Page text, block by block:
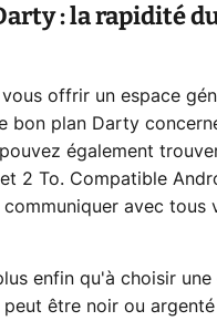
: la rapidité
offrir un espace
bon plan Darty
également
2 To. Compatible
avec tous
enfin qu'à choisir
être noir ou